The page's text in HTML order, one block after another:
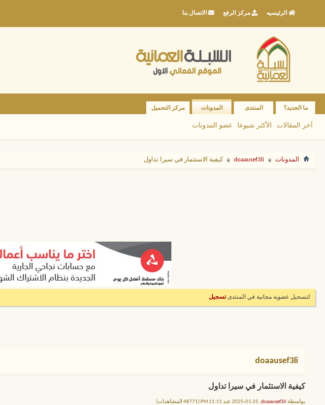
الرئيسيه مركز الرفع الاتصال بنا
ما الجديد؟ المنتدى المدونات
آخر المقالات الأكثر شيوعا عضو المدونات
مركز التحميل
المدونات doaausef3li كيفية الاستثمار في سيرا تداول
لتسجيل عضوية مجانية في المنتدىتسجيل
doaausef3li
كيفية الاستثمار في سيرا تداول
بواسطة doaausef3li, 25-01-2025 عند 11:11 PM (48771 المشاهدات)